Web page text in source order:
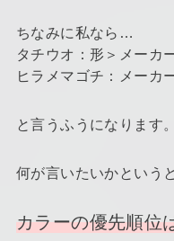
ちなみに私なら…
タチウオ：形＞メーカ
ヒラメマゴチ：メーカ
と言うふうになります。
何が言いたいかというと
カラーの優先順位